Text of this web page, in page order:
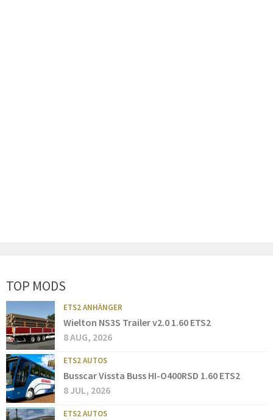
TOP MODS
ETS2 ANHÄNGER
Wielton NS3S Trailer v2.0 1.60 ETS2
8 AUG, 2026
ETS2 AUTOS
Busscar Vissta Buss HI-O400RSD 1.60 ETS2
8 JUL, 2026
ETS2 AUTOS